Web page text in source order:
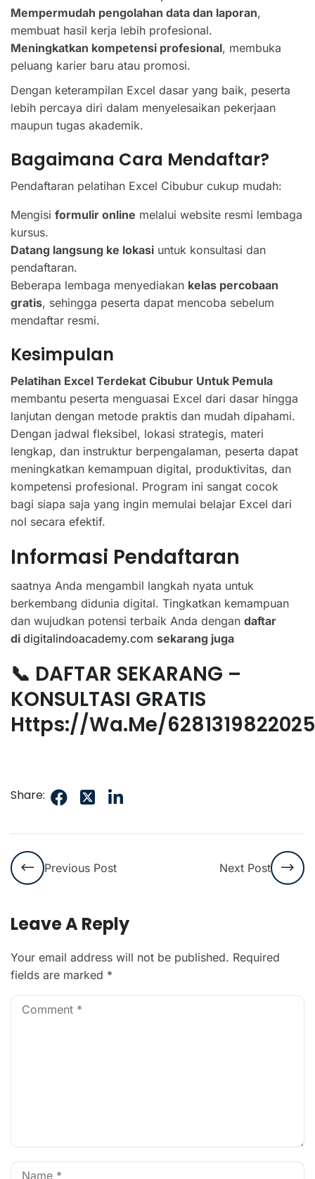
Mempermudah pengolahan data dan laporan,
membuat hasil kerja lebih profesional.
Meningkatkan kompetensi profesional, membuka
peluang karier baru atau promosi.
Dengan keterampilan Excel dasar yang baik, peserta
lebih percaya diri dalam menyelesaikan pekerjaan
maupun tugas akademik.
Bagaimana Cara Mendaftar?
Pendaftaran pelatihan Excel Cibubur cukup mudah:
Mengisi formulir online melalui website resmi lembaga
kursus.
Datang langsung ke lokasi untuk konsultasi dan
pendaftaran.
Beberapa lembaga menyediakan kelas percobaan
gratis, sehingga peserta dapat mencoba sebelum
mendaftar resmi.
Kesimpulan
Pelatihan Excel Terdekat Cibubur Untuk Pemula
membantu peserta menguasai Excel dari dasar hingga
lanjutan dengan metode praktis dan mudah dipahami.
Dengan jadwal fleksibel, lokasi strategis, materi
lengkap, dan instruktur berpengalaman, peserta dapat
meningkatkan kemampuan digital, produktivitas, dan
kompetensi profesional. Program ini sangat cocok
bagi siapa saja yang ingin memulai belajar Excel dari
nol secara efektif.
Informasi Pendaftaran
saatnya Anda mengambil langkah nyata untuk
berkembang didunia digital. Tingkatkan kemampuan
dan wujudkan potensi terbaik Anda dengan daftar
di digitalindoacademy.com sekarang juga
📞 DAFTAR SEKARANG –
KONSULTASI GRATIS
Https://wa.me/6281319822025
Share:
Previous Post Next Post
Leave A Reply
Your email address will not be published. Required
fields are marked *